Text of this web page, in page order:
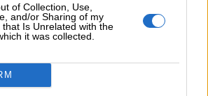
of Collection, Use,
and/or Sharing of my
that Is Unrelated with the
it was collected.
dello Scorpione può trovare un
nella praticità della Vergine.
profondità emotiva e stabilità.